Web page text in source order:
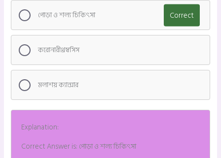
পোড়া ও শল্য চিকিৎসা Correct
করোনারীথ্রম্বসিস
মলাশয় ক্যান্সার
Explanation:
Correct Answer is: পোড়া ও শল্য চিকিৎসা